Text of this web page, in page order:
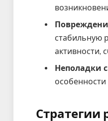
стабильную
активности,
Неполадки
Стратегии